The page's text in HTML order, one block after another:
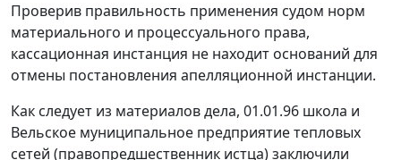
Проверив правильность применения судом норм
материального и процессуального права,
кассационная инстанция не находит оснований для
отмены постановления апелляционной инстанции.
Как следует из материалов дела, 01.01.96 школа и
Вельское муниципальное предприятие тепловых
сетей (правопредшественник истца) заключили